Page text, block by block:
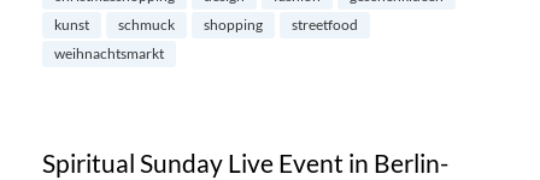
kunst
schmuck shopping
streetfood
weihnachtsmarkt
Spiritual Sunday Live Event in Berlin-